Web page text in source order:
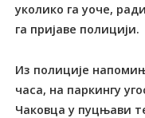
уколико га уоче,
га пријаве полицији.
Из полиције
часа, на паркингу
Чаковца у пуцњави